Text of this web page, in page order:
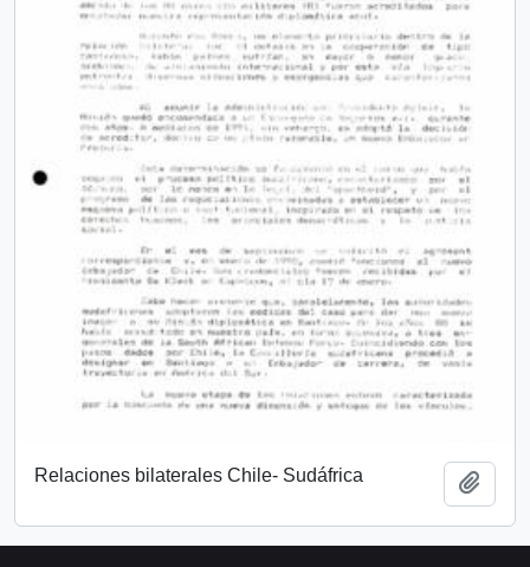
Relaciones bilaterales Chile- Sudáfrica